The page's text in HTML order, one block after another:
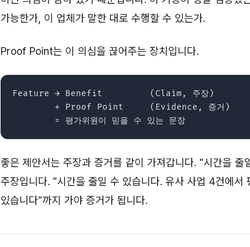
가능한가, 이 업체가 말한 대로 수행할 수 있는가.
Proof Point는 이 의심을 끊어주는 장치입니다.
Feature → Benefit         (Claim, 주장)
        + Proof Point     (Evidence, 증거)
좋은 제안서는 주장과 증거를 같이 가져갑니다. "시간을 줄
주장입니다. "시간을 줄일 수 있습니다. 유사 사업 4건에서
있습니다"까지 가야 증거가 됩니다.